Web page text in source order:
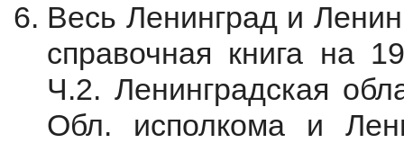
Весь Ленинград и
справочная книга на
Ч.2. Ленинградская
Обл. исполкома и